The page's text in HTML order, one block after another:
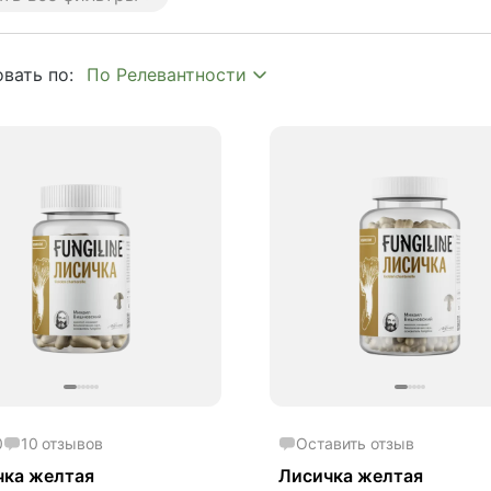
микродозинг
билоба
по:
10 отзывов
желтая
Оставить отзыв
Лисичка желтая